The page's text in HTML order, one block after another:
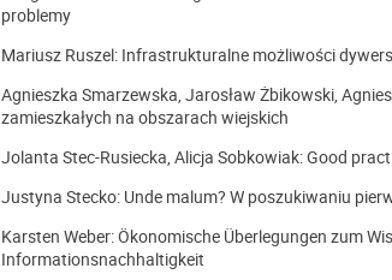
problemy
Mariusz Ruszel: Infrastrukturalne możliwości
Agnieszka Smarzewska, Jarosław Żbikowski,
zamieszkałych na obszarach wiejskich
Jolanta Stec-Rusiecka, Alicja Sobkowiak: Good
Justyna Stecko: Unde malum? W poszukiwaniu
Karsten Weber: Ökonomische Überlegungen zum
Informationsnachhaltigkeit